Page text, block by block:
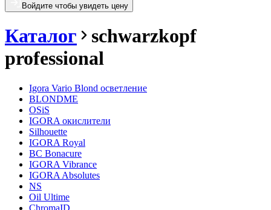
Войдите чтобы увидеть цену
Каталог
schwarzkopf
professional
Igora Vario Blond осветление
BLONDME
OSiS
IGORA окислители
Silhouette
IGORA Royal
BC Bonacure
IGORA Vibrance
IGORA Absolutes
NS
Oil Ultime
ChromaID